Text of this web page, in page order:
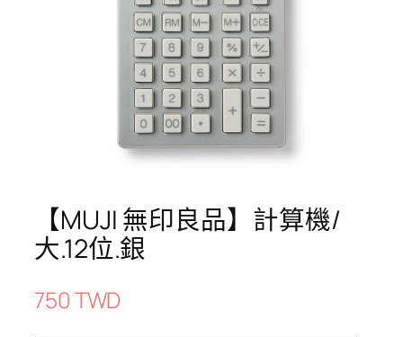
【MUJI 無印良品】計算機/
大.12位.銀
750 TWD